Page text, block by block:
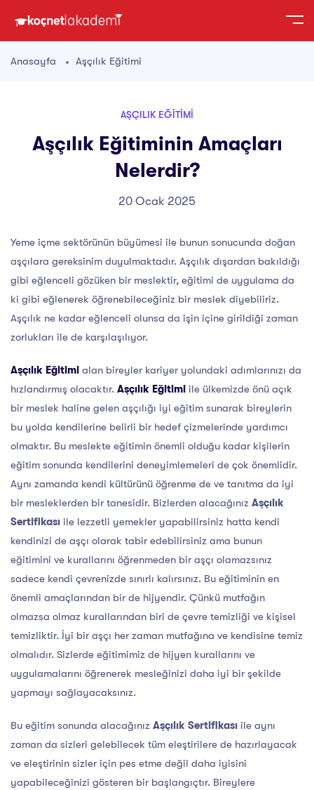
Anasayfa Aşçılık Eğitimi
AŞÇILIK EĞITIMI
Aşçılık Eğitiminin Amaçları
Nelerdir?
20 Ocak 2025
Yeme içme sektörünün büyümesi ile bunun sonucunda doğan
aşçılara gereksinim duyulmaktadır. Aşçılık dışardan bakıldığı
gibi eğlenceli gözüken bir meslektir, eğitimi de uygulama da
ki gibi eğlenerek öğrenebileceğiniz bir meslek diyebiliriz.
Aşçılık ne kadar eğlenceli olunsa da işin içine girildiği zaman
zorlukları ile de karşılaşılıyor.
Aşçılık Eğitimi alan bireyler kariyer yolundaki adımlarınızı da
hızlandırmış olacaktır. Aşçılık Eğitimi ile ülkemizde önü açık
bir meslek haline gelen aşçılığı iyi eğitim sunarak bireylerin
bu yolda kendilerine belirli bir hedef çizmelerinde yardımcı
olmaktır. Bu meslekte eğitimin önemli olduğu kadar kişilerin
eğitim sonunda kendilerini deneyimlemeleri de çok önemlidir.
Aynı zamanda kendi kültürünü öğrenme de ve tanıtma da iyi
bir mesleklerden bir tanesidir. Bizlerden alacağınız Aşçılık
Sertifikası ile lezzetli yemekler yapabilirsiniz hatta kendi
kendinizi de aşçı olarak tabir edebilirsiniz ama bunun
eğitimini ve kurallarını öğrenmeden bir aşçı olamazsınız
sadece kendi çevrenizde sınırlı kalırsınız. Bu eğitiminin en
önemli amaçlarından bir de hijyendir. Çünkü mutfağın
olmazsa olmaz kurallarından biri de çevre temizliği ve kişisel
temizliktir. İyi bir aşçı her zaman mutfağına ve kendisine temiz
olmalıdır. Sizlerde eğitimimiz de hijyen kurallarını ve
uygulamalarını öğrenerek mesleğinizi daha iyi bir şekilde
yapmayı sağlayacaksınız.
Bu eğitim sonunda alacağınız Aşçılık Sertifikası ile aynı
zaman da sizleri gelebilecek tüm eleştirilere de hazırlayacak
ve eleştirinin sizler için pes etme değil daha iyisini
yapabileceğinizi gösteren bir başlangıçtır. Bireylere